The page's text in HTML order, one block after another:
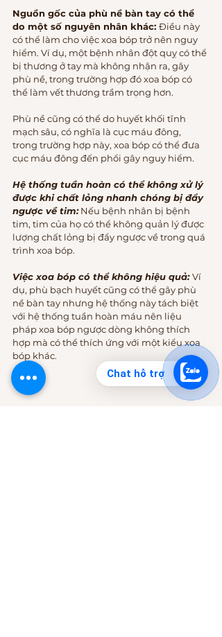
Chat hỗ trợ
Nguồn gốc của phù nề bàn tay có thể
do một số nguyên nhân khác: Điều này
có thể làm cho việc xoa bóp trở nên nguy
hiểm. Ví dụ, một bệnh nhân đột quỵ có thể
bị thương ở tay mà không nhận ra, gây
phù nề, trong trường hợp đó xoa bóp có
thể làm vết thương trầm trọng hơn.
Phù nề cũng có thể do huyết khối tĩnh
mạch sâu, có nghĩa là cục máu đông,
trong trường hợp này, xoa bóp có thể đưa
cục máu đông đến phổi gây nguy hiểm.
Hệ thống tuần hoàn có thể không xử lý
được khi chất lỏng nhanh chóng bị đẩy
ngược về tim: Nếu bệnh nhân bị bệnh
tim, tim của họ có thể không quản lý được
lượng chất lỏng bị đẩy ngược về trong quá
trình xoa bóp.
Việc xoa bóp có thể không hiệu quả: Ví
dụ, phù bạch huyết cũng có thể gây phù
nề bàn tay nhưng hệ thống này tách biệt
với hệ thống tuần hoàn máu nên liệu
pháp xoa bóp ngược dòng không thích
hợp mà có thể thích ứng với một kiểu xoa
bóp khác.